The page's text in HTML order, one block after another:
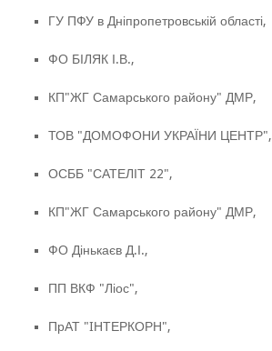
ГУ ПФУ в Дніпропетровській області,
ФО БІЛЯК І.В.,
КП"ЖГ Самарського району" ДМР,
ТОВ "ДОМОФОНИ УКРАЇНИ ЦЕНТР",
ОСББ "САТЕЛІТ 22",
КП"ЖГ Самарського району" ДМР,
ФО Дінькаєв Д.І.,
ПП ВКФ "Ліос",
ПрАТ "IНТЕРКОРН",